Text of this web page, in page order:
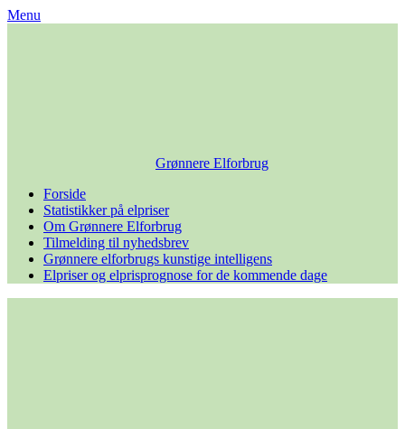
Skip
Menu
Grønnere Elforbrug
Forside
Statistikker på elpriser
Om Grønnere Elforbrug
Tilmelding til nyhedsbrev
Grønnere elforbrugs kunstige intelligens
Elpriser og elprisprognose for de kommende dage